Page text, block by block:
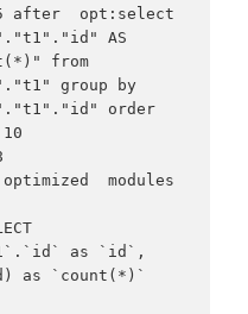
after  opt:select
AS
from
group by
order
modules
as `id`,
as `count(*)`